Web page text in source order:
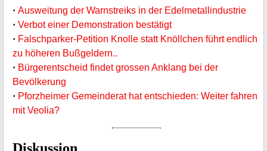
· Ausweitung der Warnstreiks in der Edelmetallindustrie
· Verbot einer Demonstration bestätigt
· Falschparker-Petition Knolle statt Knöllchen führt endlich
zu höheren Bußgeldern..
· Bürgerentscheid findet grossen Anklang bei der
Bevölkerung
· Pforzheimer Gemeinderat hat entschieden: Weiter fahren
mit Veolia?